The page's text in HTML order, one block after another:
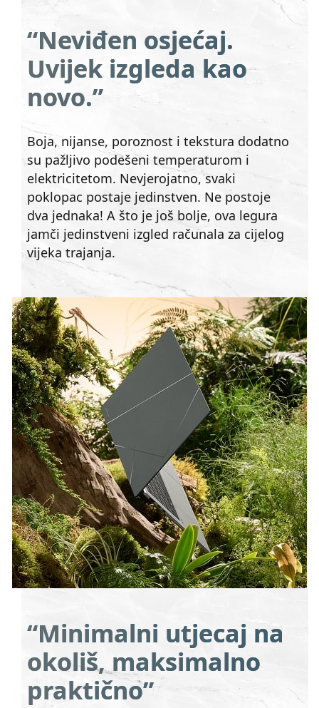
“Neviđen osjećaj.
Uvijek izgleda kao
novo.”
Boja, nijanse, poroznost i tekstura dodatno
su pažljivo podešeni temperaturom i
elektricitetom. Nevjerojatno, svaki
poklopac postaje jedinstven. Ne postoje
dva jednaka! A što je još bolje, ova legura
jamči jedinstveni izgled računala za cijelog
vijeka trajanja.
“Minimalni utjecaj na
okoliš, maksimalno
praktično”